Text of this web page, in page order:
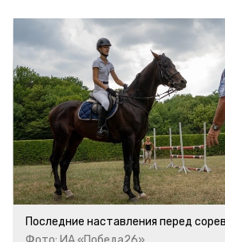
Последние наставления перед